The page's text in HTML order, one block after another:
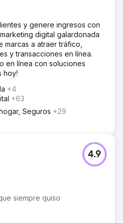
y genere ingresos con
digital galardonada
marcas a atraer tráfico,
y transacciones en línea.
en línea con soluciones
hoy!
+4
+63
Seguros +29
siempre quiso
4.9